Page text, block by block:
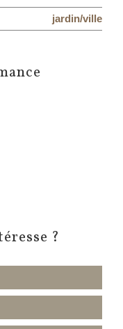
jardin/ville
?